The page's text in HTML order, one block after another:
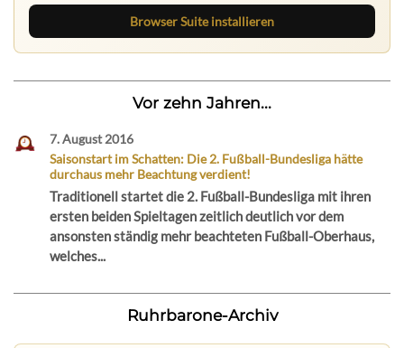
Browser Suite installieren
Vor zehn Jahren...
7. August 2016
Saisonstart im Schatten: Die 2. Fußball-Bundesliga hätte
durchaus mehr Beachtung verdient!
Traditionell startet die 2. Fußball-Bundesliga mit ihren
ersten beiden Spieltagen zeitlich deutlich vor dem
ansonsten ständig mehr beachteten Fußball-Oberhaus,
welches...
Ruhrbarone-Archiv